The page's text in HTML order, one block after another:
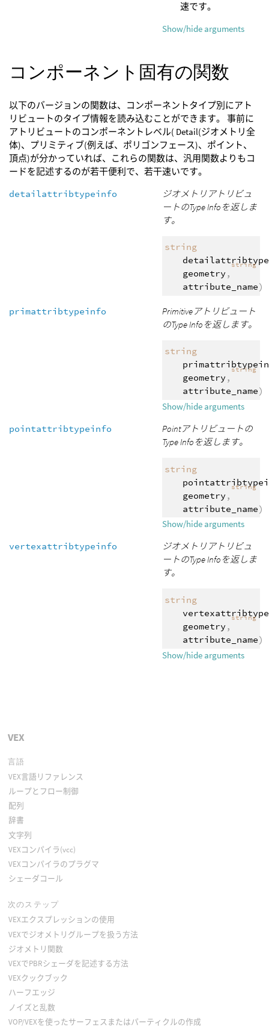
速です。
Show/hide arguments
コンポーネント固有の関数
以下のバージョンの関数は、コンポーネントタイプ別にアト
リビュートのタイプ情報を読み込むことができます。 事前に
アトリビュートのコンポーネントレベル( Detail(ジオメトリ全
体)、プリミティブ(例えば、ポリゴンフェース)、ポイント、
頂点)が分かっていれば、これらの関数は、汎用関数よりもコ
ードを記述するのが若干便利で、若干速いです。
detailattribtypeinfo
ジオメトリアトリビュ
ートのType Infoを返しま
す。
string
geometry ,
string
attribute_name)
primattribtypeinfo
Primitiveアトリビュート
のType Infoを返します。
string
geometry ,
string
attribute_name)
Show/hide arguments
pointattribtypeinfo
Pointアトリビュートの
Type Infoを返します。
string
geometry ,
string
attribute_name)
Show/hide arguments
vertexattribtypeinfo
ジオメトリアトリビュ
ートのType Infoを返しま
す。
string
geometry ,
string
attribute_name)
Show/hide arguments
VEX
言語
VEX言語リファレンス
ループとフロー制御
配列
辞書
文字列
VEXコンパイラ(vcc)
VEXコンパイラのプラグマ
シェーダコール
次のステップ
VEXエクスプレッションの使用
VEXでジオメトリグループを扱う方法
ジオメトリ関数
VEXでPBRシェーダを記述する方法
VEXクックブック
ハーフエッジ
ノイズと乱数
VOP/VEXを使ったサーフェスまたはパーティクルの作成